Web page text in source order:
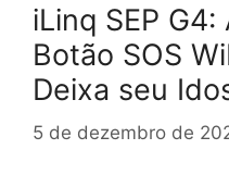
iLinq SEP
Botão SOS
Deixa seu
5 de dezembro de